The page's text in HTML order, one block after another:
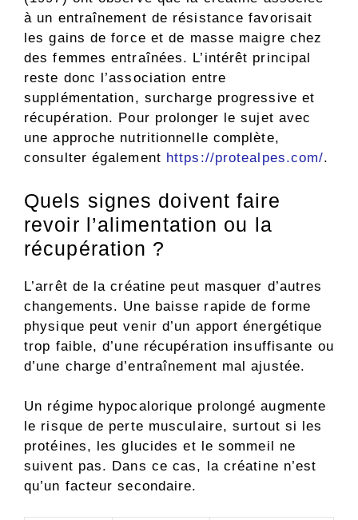
à un entraînement de résistance favorisait
les gains de force et de masse maigre chez
des femmes entraînées. L’intérêt principal
reste donc l’association entre
supplémentation, surcharge progressive et
récupération. Pour prolonger le sujet avec
une approche nutritionnelle complète,
consulter également https://protealpes.com/.
Quels signes doivent faire
revoir l’alimentation ou la
récupération ?
L’arrêt de la créatine peut masquer d’autres
changements. Une baisse rapide de forme
physique peut venir d’un apport énergétique
trop faible, d’une récupération insuffisante ou
d’une charge d’entraînement mal ajustée.
Un régime hypocalorique prolongé augmente
le risque de perte musculaire, surtout si les
protéines, les glucides et le sommeil ne
suivent pas. Dans ce cas, la créatine n’est
qu’un facteur secondaire.